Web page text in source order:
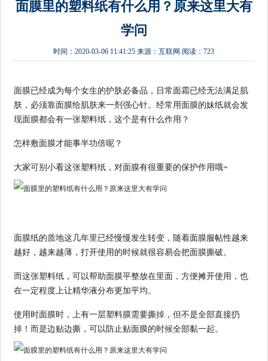
面膜里的塑料纸有什么用？原来这里大有
学问
时间：2020-03-06 11:41:25 来源：互联网 阅读：723
面膜已经成为每个女生的护肤必备品，日常面霜已经无法满足肌
肤，必须靠面膜给肌肤来一剂强心针。经常用面膜的妹纸就会发
现面膜都会有一张塑料纸，这个是有什么作用？
怎样敷面膜才能事半功倍呢？
大家可别小看这张塑料纸，对面膜有很重要的保护作用哦~
面膜纸的质地这几年里已经慢慢发生转变，随着面膜服帖性越来
越好，越来越薄，打开使用的时候就很容易会把面膜撕破。
而这张塑料纸，可以帮助面膜平整放在里面，方便摊开使用，也
在一定程度上让精华液分布更加平均。
使用时面膜时，上有一层塑料膜需要撕掉，但不是全部直接扔
掉！而是边贴边撕，可以防止贴面膜的时候全部黏一起。